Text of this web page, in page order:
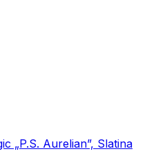
„P.S. Aurelian”, Slatina